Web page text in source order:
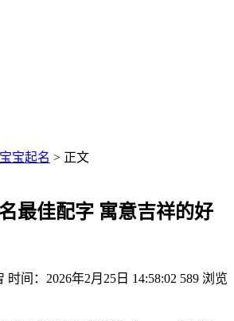
宝宝起名 > 正文
最佳配字 寓意吉祥的好
时间：2026年2月25日 14:58:02 589 浏览